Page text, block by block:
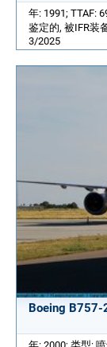
年: 1991; TTAF:
鉴定的, 被IFR装
3/2025
Boeing B757-